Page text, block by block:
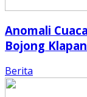
Anomali
Bojong
Berita